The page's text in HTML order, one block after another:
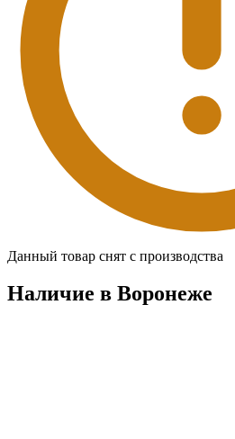
Данный товар снят с производства
Наличие в Воронежe